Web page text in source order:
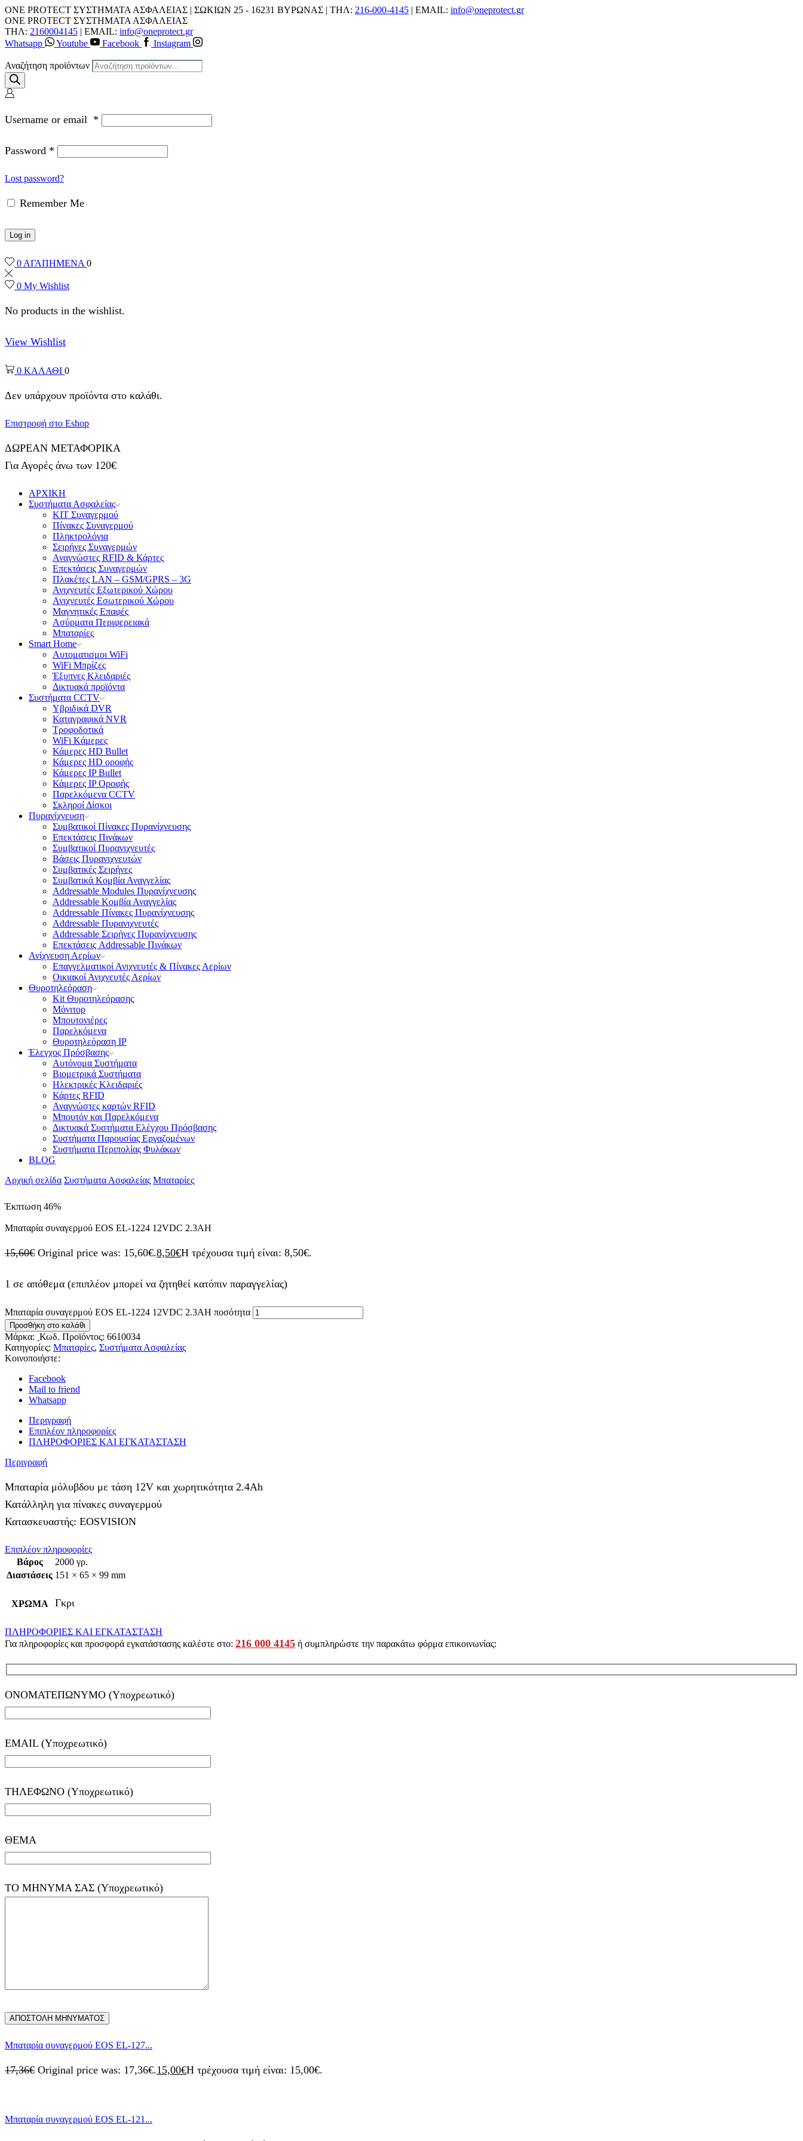
ONE PROTECT ΣΥΣΤΗΜΑΤΑ ΑΣΦΑΛΕΙΑΣ | ΣΩΚΙΩΝ 25 - 16231 ΒΥΡΩΝΑΣ | ΤΗΛ: 216-000-4145 | EMAIL: info@oneprotect.gr
ONE PROTECT ΣΥΣΤΗΜΑΤΑ ΑΣΦΑΛΕΙΑΣ
ΤΗΛ: 2160004145 | EMAIL: info@oneprotect.gr
Whatsapp
Youtube Facebook Instagram
Αναζήτηση προϊόντων
Username or email *
Password *
Lost password?
Remember Me
Log in
0 ΑΓΑΠΗΜΕΝΑ 0
0 My Wishlist
No products in the wishlist.
View Wishlist
0 ΚΑΛΑΘΙ 0
Δεν υπάρχουν προϊόντα στο καλάθι.
Επιστροφή στο Eshop
ΔΩΡΕΑΝ ΜΕΤΑΦΟΡΙΚΑ
Για Αγορές άνω των 120€
ΑΡΧΙΚΗ
Συστήματα Ασφαλείας
ΚΙΤ Συναγερμού
Πίνακες Συναγερμού
Πληκτρολόγια
Σειρήνες Συναγερμών
Αναγνώστες RFID & Κάρτες
Επεκτάσεις Συναγερμών
Πλακέτες LAN – GSM/GPRS – 3G
Ανιχνευτές Εξωτερικού Χώρου
Ανιχνευτές Εσωτερικού Χώρου
Μαγνητικές Επαφές
Aσύρματα Περιφερειακά
Μπαταρίες
Smart Home
Αυτοματισμοι WiFi
WiFi Μπρίζες
Έξυπνες Κλειδαριές
Δικτυακά προϊόντα
Συστήματα CCTV
Υβριδικά DVR
Καταγραφικά NVR
Tροφοδοτικά
WiFi Kάμερες
Κάμερες HD Βullet
Κάμερες HD οροφής
Κάμερες IP Βullet
Κάμερες IP Οροφής
Παρελκόμενα CCTV
Σκληροί Δίσκοι
Πυρανίχνευση
Συμβατικοί Πίνακες Πυρανίχνευσης
Επεκτάσεις Πινάκων
Συμβατικοί Πυρανιχνευτές
Βάσεις Πυρανιχνευτών
Συμβατικές Σειρήνες
Συμβατικά Κομβία Αναγγελίας
Addressable Modules Πυρανίχνευσης
Addressable Κομβία Αναγγελίας
Addressable Πίνακες Πυρανίχνευσης
Addressable Πυρανιχνευτές
Addressable Σειρήνες Πυρανίχνευσης
Επεκτάσεις Addressable Πινάκων
Ανίχνευση Αερίων
Επαγγελματικοί Ανιχνευτές & Πίνακες Αερίων
Οικιακοί Ανιχνευτές Αερίων
Θυροτηλεόραση
Kit Θυροτηλεόρασης
Μόνιτορ
Μπουτονιέρες
Παρελκόμενα
Θυροτηλεόραση ΙΡ
Έλεγχος Πρόσβασης
Aυτόνομα Συστήματα
Βιομετρικά Συστήματα
Ηλεκτρικές Κλειδαριές
Κάρτες RFID
Αναγνώστες καρτών RFID
Mπουτόν και Παρελκόμενα
Δικτυακά Συστήματα Ελέγχου Πρόσβασης
Συστήματα Παρουσίας Εργαζομένων
Συστήματα Περιπολίας Φυλάκων
BLOG
Αρχική σελίδα Συστήματα Ασφαλείας Μπαταρίες
Έκπτωση 46%
Mπαταρία συναγερμού EOS EL-1224 12VDC 2.3AH
15,60€ Original price was: 15,60€.8,50€Η τρέχουσα τιμή είναι: 8,50€.
1 σε απόθεμα (επιπλέον μπορεί να ζητηθεί κατόπιν παραγγελίας)
Mπαταρία συναγερμού EOS EL-1224 12VDC 2.3AH ποσότητα
Προσθήκη στο καλάθι
Μάρκα: Κωδ. Προϊόντος: 6610034
Κατηγορίες: Μπαταρίες, Συστήματα Ασφαλείας
Κοινοποιήστε:
Facebook
Mail to friend
Whatsapp
Περιγραφή
Επιπλέον πληροφορίες
ΠΛΗΡΟΦΟΡΙΕΣ ΚΑΙ ΕΓΚΑΤΑΣΤΑΣΗ
Περιγραφή
Μπαταρία μόλυβδου με τάση 12V και χωρητικότητα 2.4Ah
Κατάλληλη για πίνακες συναγερμού
Κατασκευαστής: EOSVISION
Επιπλέον πληροφορίες
Βάρος
2000 γρ.
Διαστάσεις 151 × 65 × 99 mm
ΧΡΩΜΑ Γκρι
ΠΛΗΡΟΦΟΡΙΕΣ ΚΑΙ ΕΓΚΑΤΑΣΤΑΣΗ
Για πληροφορίες και προσφορά εγκατάστασης καλέστε στο: 216 000 4145 ή συμπληρώστε την παρακάτω φόρμα επικοινωνίας:
ΟΝΟΜΑΤΕΠΩΝΥΜΟ (Υποχρεωτικό)
EMAIL (Υποχρεωτικό)
ΤΗΛΕΦΩΝΟ (Υποχρεωτικό)
ΘΕΜΑ
ΤΟ ΜΗΝΥΜΑ ΣΑΣ (Υποχρεωτικό)
Mπαταρία συναγερμού EOS EL-127...
17,36€ Original price was: 17,36€.15,00€Η τρέχουσα τιμή είναι: 15,00€.
Mπαταρία συναγερμού EOS EL-121...